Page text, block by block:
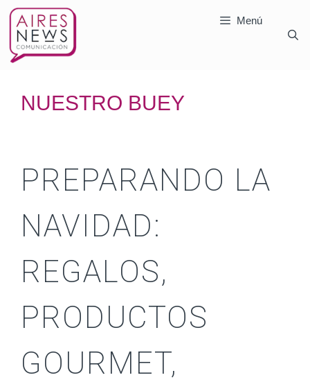
Menú
NUESTRO BUEY
PREPARANDO LA
NAVIDAD:
REGALOS,
PRODUCTOS
GOURMET,